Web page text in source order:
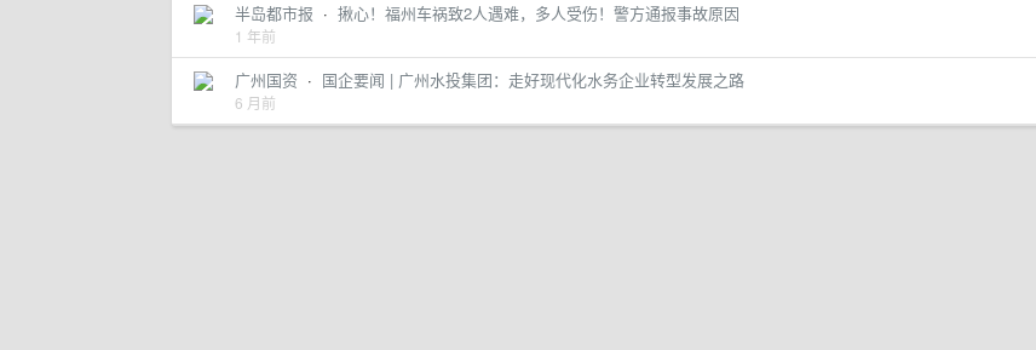
半岛都市报 · 揪心！福州车祸致2人遇难，多人受伤！警方通报事故原因
1 年前
广州国资 · 国企要闻 | 广州水投集团：走好现代化水务企业转型发展之路
6 月前